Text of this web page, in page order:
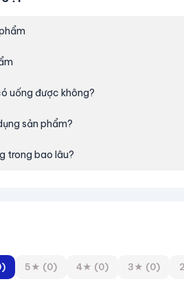
uống được không?
sản phẩm?
trong bao lâu?
5★ (0) 4★ (0) 3★ (0)